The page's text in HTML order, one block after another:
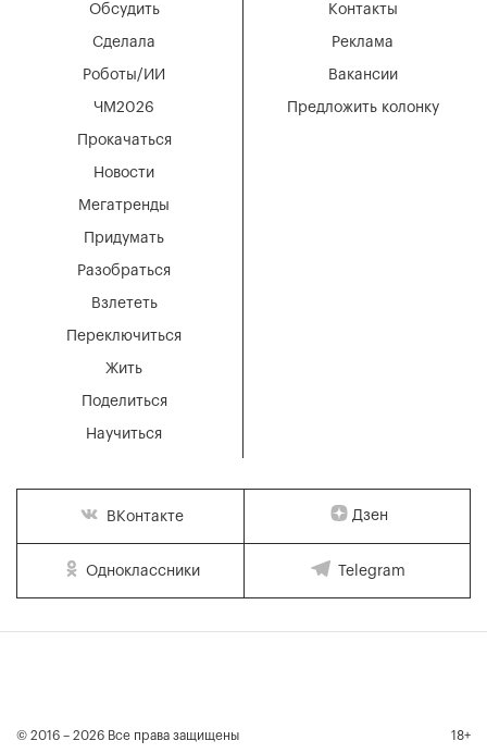
Мегатренды
Придумать
Разобраться
Взлететь
Новости
Переключиться
Жить
Поделиться
Научиться
Обсудить
Сделала
Роботы/ИИ
ЧМ2026
Прокачаться
Вакансии
Реклама
Контакты
Предложить колонку
ВКонтакте Дзен
Одноклассники Telegram
© 2016 – 2026 Все права защищены 18+